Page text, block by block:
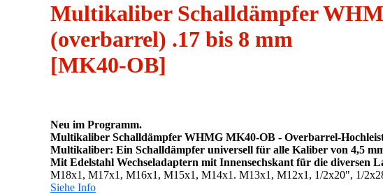
Multikaliber Schalldämpfer
(overbarrel) .17 bis 8 mm
[MK40-OB]
Neu im Programm.
Multikaliber Schalldämpfer WHMG MK40-OB - Overbarrel-
Multikaliber: Ein Schalldämpfer universell für alle Kaliber von 4,5
Mit Edelstahl Wechseladaptern mit Innensechskant für die diversen
M18x1, M17x1, M16x1, M15x1, M14x1. M13x1, M12x1, 1/2x20", 1/
Siehe Info